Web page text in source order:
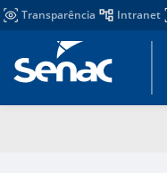
Transparência Intranet